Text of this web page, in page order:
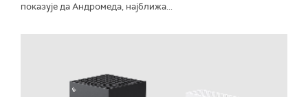
показује да Андромеда, најближа...